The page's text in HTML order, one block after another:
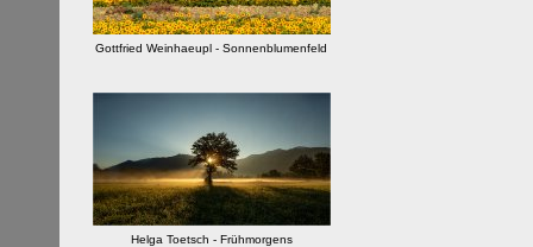
Gottfried Weinhaeupl - Sonnenblumenfeld
Helga Toetsch - Frühmorgens